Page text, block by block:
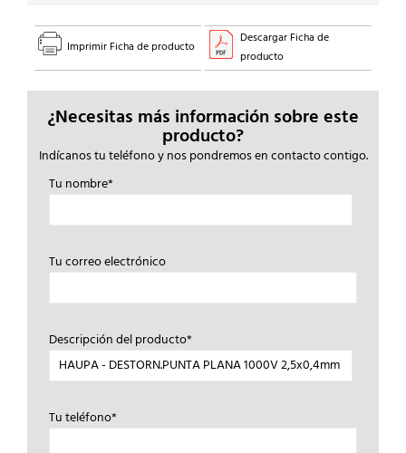
Imprimir Ficha de producto
Descargar Ficha de
producto
¿Necesitas más información sobre este
producto?
Indícanos tu teléfono y nos pondremos en contacto contigo.
Tu nombre*
Tu correo electrónico
Descripción del producto*
Tu teléfono*